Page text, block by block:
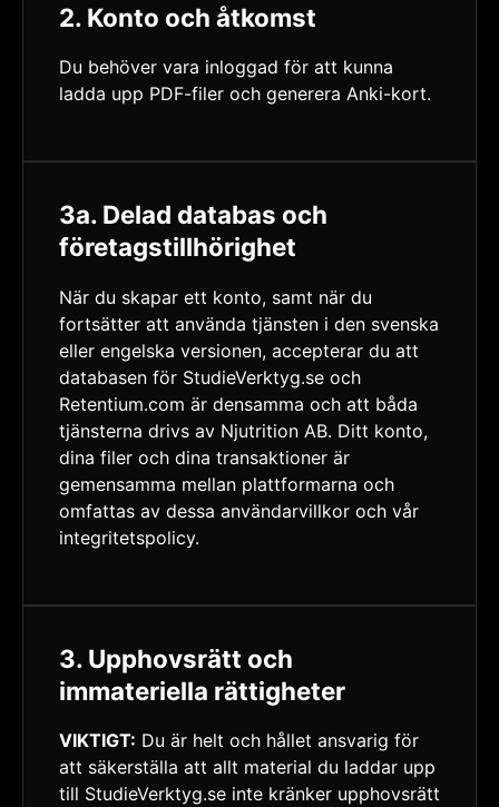
2. Konto och åtkomst
Du behöver vara inloggad för att kunna
ladda upp PDF-filer och generera Anki-kort.
3a. Delad databas och
företagstillhörighet
När du skapar ett konto, samt när du
fortsätter att använda tjänsten i den svenska
eller engelska versionen, accepterar du att
databasen för StudieVerktyg.se och
Retentium.com är densamma och att båda
tjänsterna drivs av Njutrition AB. Ditt konto,
dina filer och dina transaktioner är
gemensamma mellan plattformarna och
omfattas av dessa användarvillkor och vår
integritetspolicy.
3. Upphovsrätt och
immateriella rättigheter
VIKTIGT: Du är helt och hållet ansvarig för
att säkerställa att allt material du laddar upp
till StudieVerktyg.se inte kränker upphovsrätt